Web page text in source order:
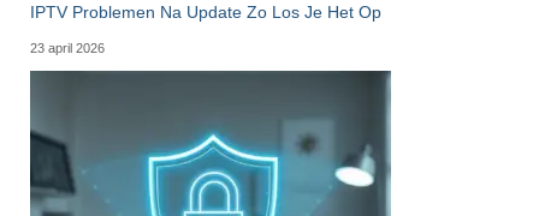
IPTV Problemen Na Update Zo Los Je Het Op
23 april 2026